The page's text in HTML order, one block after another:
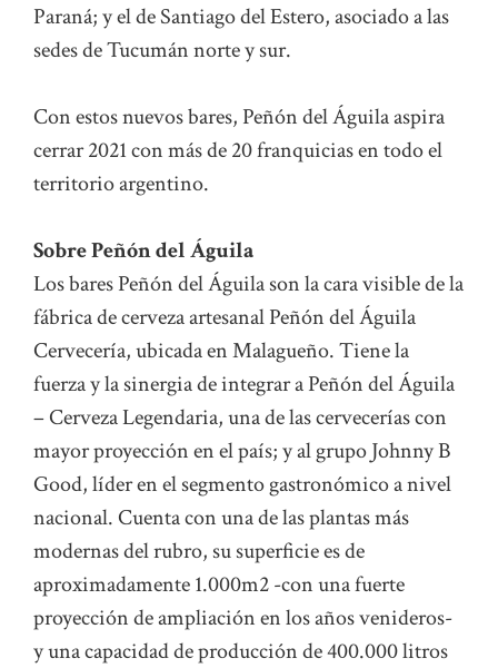
Paraná; y el de Santiago del Estero, asociado a las
sedes de Tucumán norte y sur.
Con estos nuevos bares, Peñón del Águila aspira
cerrar 2021 con más de 20 franquicias en todo el
territorio argentino.
Sobre Peñón del Águila
Los bares Peñón del Águila son la cara visible de la
fábrica de cerveza artesanal Peñón del Águila
Cervecería, ubicada en Malagueño. Tiene la
fuerza y la sinergia de integrar a Peñón del Águila
– Cerveza Legendaria, una de las cervecerías con
mayor proyección en el país; y al grupo Johnny B
Good, líder en el segmento gastronómico a nivel
nacional. Cuenta con una de las plantas más
modernas del rubro, su superficie es de
aproximadamente 1.000m2 -con una fuerte
proyección de ampliación en los años venideros-
y una capacidad de producción de 400.000 litros